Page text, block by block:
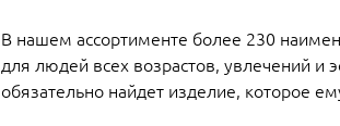
В нашем ассортименте более 230
для людей всех возрастов, увлечений и
обязательно найдет изделие, которое